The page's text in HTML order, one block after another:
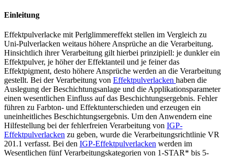
Einleitung
Effektpulverlacke mit Perlglimmereffekt stellen im Vergleich zu
Uni-Pulverlacken weitaus höhere Ansprüche an die Verarbeitung.
Hinsichtlich ihrer Verarbeitung gilt hierbei prinzipiell: je dunkler ein
Effektpulver, je höher der Effektanteil und je feiner das
Effektpigment, desto höhere Ansprüche werden an die Verarbeitung
gestellt. Bei der Verarbeitung von Effektpulverlacken haben die
Auslegung der Beschichtungsanlage und die Applikationsparameter
einen wesentlichen Einfluss auf das Beschichtungsergebnis. Fehler
führen zu Farbton- und Effektunterschieden und erzeugen ein
uneinheitliches Beschichtungsergebnis. Um den Anwendern eine
Hilfestellung bei der fehlerfreien Verarbeitung von IGP-
Effektpulverlacken zu geben, wurde die Verarbeitungsrichtlinie VR
201.1 verfasst. Bei den IGP-Effektpulverlacken werden im
Wesentlichen fünf Verarbeitungskategorien von 1-STAR* bis 5-